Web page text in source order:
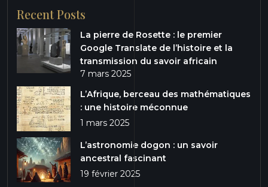
Recent Posts
La pierre de Rosette : le premier
Google Translate de l’histoire et la
transmission du savoir africain
7 mars 2025
L’Afrique, berceau des mathématiques
: une histoire méconnue
1 mars 2025
L’astronomie dogon : un savoir
ancestral fascinant
19 février 2025